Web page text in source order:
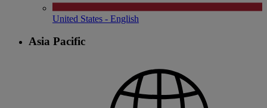
United States - English
Asia Pacific